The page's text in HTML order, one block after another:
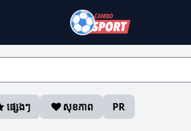
ផ្សេងៗ សុខភាព PR